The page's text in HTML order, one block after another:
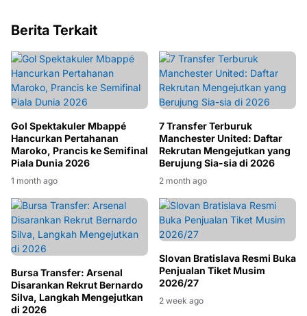
Berita Terkait
Gol Spektakuler Mbappé
Hancurkan Pertahanan
Maroko, Prancis ke Semifinal
Piala Dunia 2026
1 month ago
7 Transfer Terburuk
Manchester United: Daftar
Rekrutan Mengejutkan yang
Berujung Sia-sia di 2026
2 month ago
Bursa Transfer: Arsenal
Disarankan Rekrut Bernardo
Silva, Langkah Mengejutkan
di 2026
Slovan Bratislava Resmi Buka
Penjualan Tiket Musim
2026/27
2 week ago